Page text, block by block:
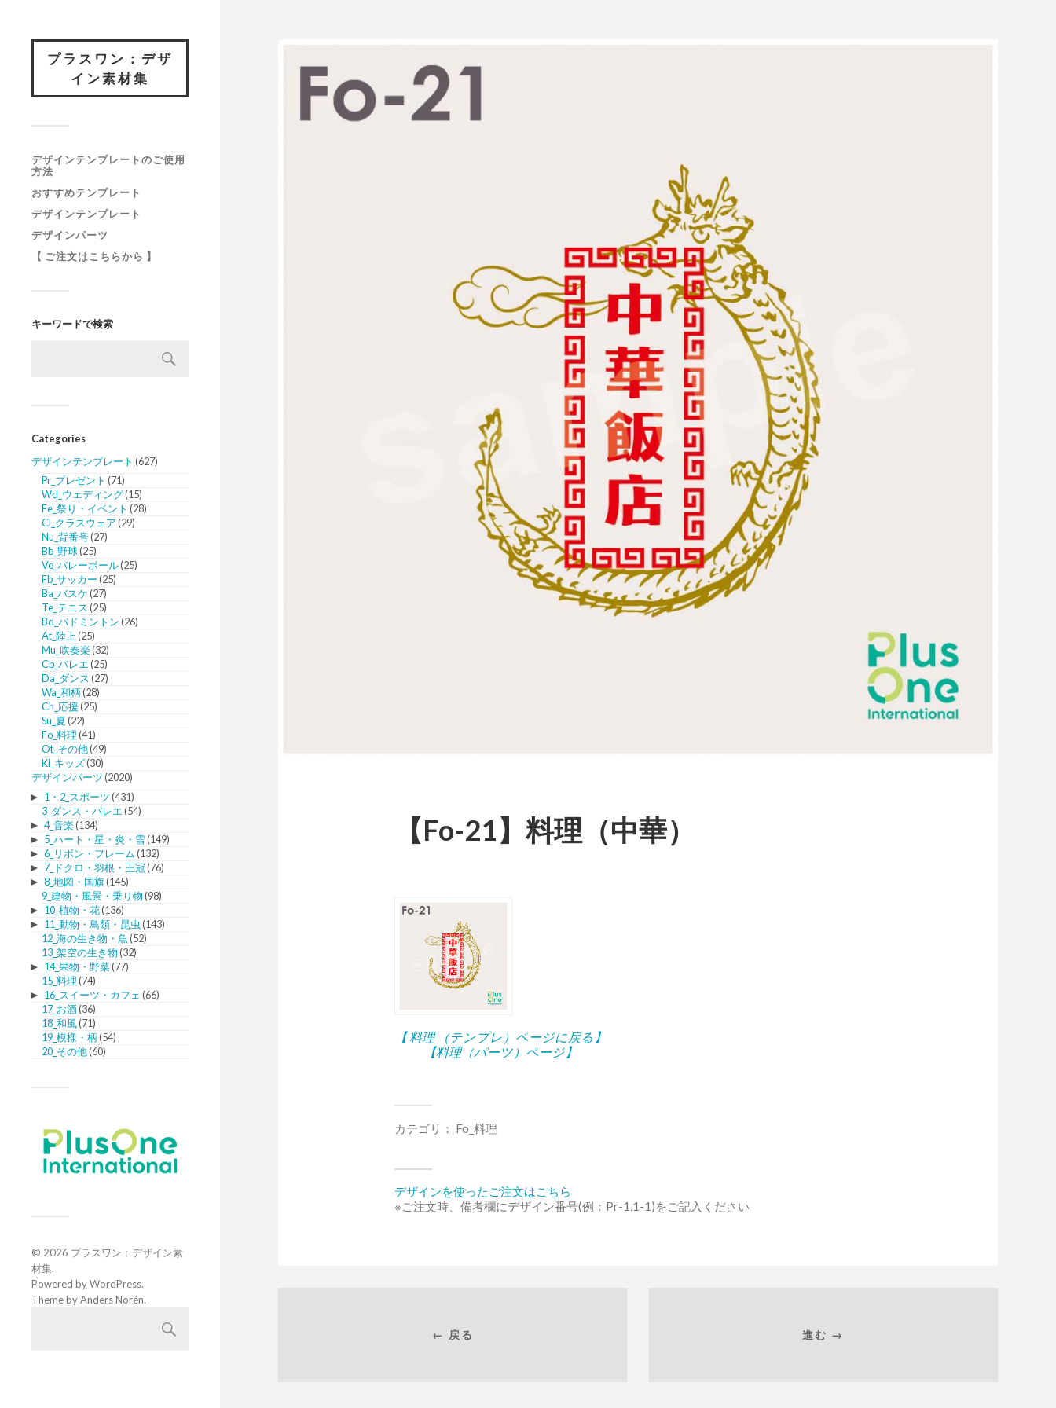
プラスワン：デザ
イン素材集
デザインテンプレートのご使用
方法
おすすめテンプレート
デザインテンプレート
デザインパーツ
【 ご注文はこちらから 】
キーワードで検索
Categories
デザインテンプレート (627)
Pr_プレゼント (71)
Wd_ウェディング(15)
Fe_祭り・イベント (28)
Cl_クラスウェア(29)
Nu_背番号(27)
Bb_野球(25)
Vo_バレーボール(25)
Fb_サッカー(25)
Ba_バスケ(27)
Te_テニス(25)
Bd_バドミントン(26)
At_陸上(25)
Mu_吹奏楽(32)
Cb_バレエ(25)
Da_ダンス(27)
Wa_和柄(28)
Ch_応援(25)
Su_夏(22)
Fo_料理(41)
Ot_その他(49)
Ki_キッズ(30)
デザインパーツ(2020)
► 1・2_スポーツ(431)
3_ダンス・バレエ(54)
► 4_音楽(134)
► 5_ハート・星・炎・雪(149)
► 6_リボン・フレーム(132)
► 7_ドクロ・羽根・王冠(76)
► 8_地図・国旗(145)
9_建物・風景・乗り物(98)
► 10_植物・花(136)
► 11_動物・鳥類・昆虫 (143)
12_海の生き物・魚 (52)
13_架空の生き物(32)
► 14_果物・野菜(77)
15_料理(74)
► 16_スイーツ・カフェ (66)
17_お酒(36)
18_和風(71)
19_模様・柄(54)
20_その他(60)
© 2026 プラスワン：デザイン素
材集.
Powered byWordPress.
Theme byAnders Norén.
【Fo-21】料理（中華）
【 料理 （テンプレ）ページに戻る】
【料理（パーツ）ページ】
カテゴリ： Fo_料理
デザインを使ったご注文はこちら
※ご注文時、備考欄にデザイン番号(例：Pr-1,1-1)をご記入ください
← 戻る 進む →